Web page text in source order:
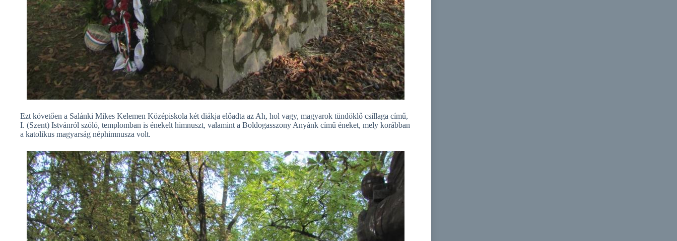
Ezt követően a Salánki Mikes Kelemen Középiskola két diákja előadta az Ah, hol vagy, magyarok tündöklő csillaga című,
I. (Szent) Istvánról szóló, templomban is énekelt himnuszt, valamint a Boldogasszony Anyánk című éneket, mely korábban
a katolikus magyarság néphimnusza volt.